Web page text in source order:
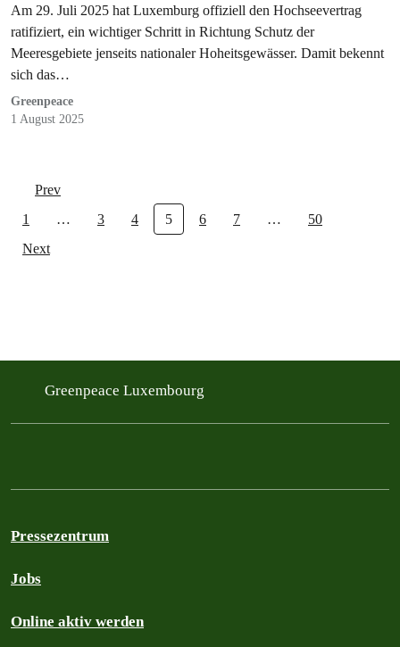
Am 29. Juli 2025 hat Luxemburg offiziell den Hochseevertrag
ratifiziert, ein wichtiger Schritt in Richtung Schutz der
Meeresgebiete jenseits nationaler Hoheitsgewässer. Damit bekennt
sich das…
Greenpeace
1 August 2025
Prev
1
… 3 4 5 6 7 …
50
Next
Greenpeace Luxembourg
Pressezentrum
Jobs
Online aktiv werden